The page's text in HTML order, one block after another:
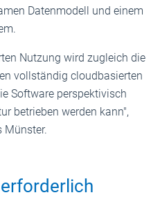
Datenmodell und einem
Nutzung wird zugleich die
vollständig cloudbasierten
Software perspektivisch
betrieben werden kann",
Münster.